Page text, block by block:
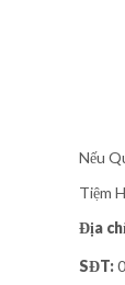
Nếu
Tiệm
Địa
SĐT: